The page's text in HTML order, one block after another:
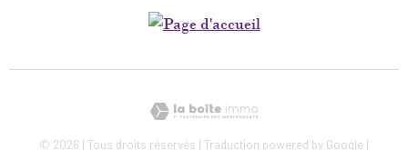
© 2026 | Tous droits réservés | Traduction powered by Google |